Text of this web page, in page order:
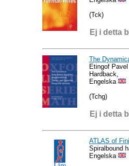
(Tck)
Ej i detta
The
Etingof
Hardback,
Engelska
(Tchg)
Ej i detta
ATLAS of
Spiralbound
Engelska